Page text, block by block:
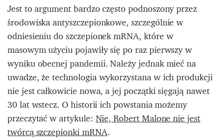
Jest to argument bardzo często podnoszony przez
środowiska antyszczepionkowe, szczególnie w
odniesieniu do szczepionek mRNA, które w
masowym użyciu pojawiły się po raz pierwszy w
wyniku obecnej pandemii. Należy jednak mieć na
uwadze, że technologia wykorzystana w ich produkcji
nie jest całkowicie nowa, a jej początki sięgają nawet
30 lat wstecz. O historii ich powstania możemy
przeczytać w artykule:Nie, Robert Malone nie jest
twórcą szczepionki mRNA.